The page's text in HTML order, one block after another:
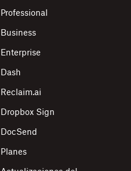
Professional
Business
Enterprise
Dash
Reclaim.ai
Dropbox Sign
DocSend
Planes